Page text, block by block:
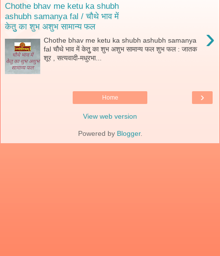
Chothe bhav me ketu ka shubh
ashubh samanya fal / चौथे भाव में
केतुु का शुभ अशुभ सामान्य फल
›
Chothe bhav me ketu ka shubh ashubh samanya
fal चौथे भाव में केतुु का शुभ अशुभ सामान्य फल शुभ फल : जातक
शूर , सत्यवादी-मधुरभा...
›
Home
View web version
Powered by Blogger.